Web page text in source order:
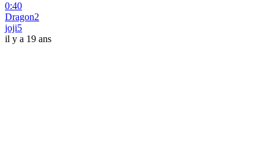
0:40
Dragon2
joji5
il y a 19 ans